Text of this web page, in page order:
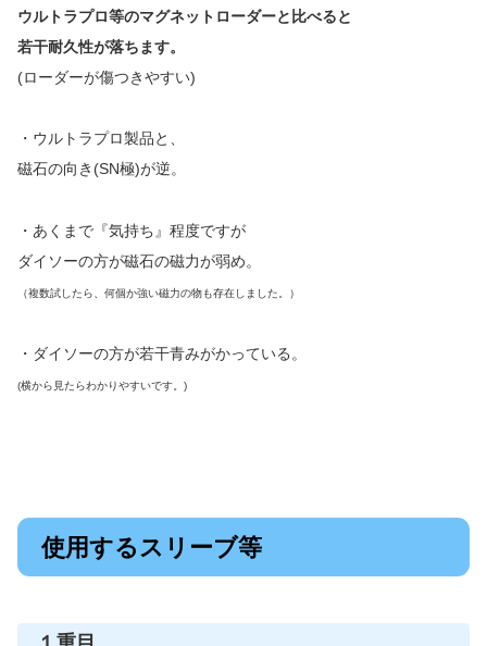
ウルトラプロ等のマグネットローダーと比べると
若干耐久性が落ちます。
(ローダーが傷つきやすい)
・ウルトラプロ製品と、
磁石の向き(SN極)が逆。
・あくまで『気持ち』程度ですが
ダイソーの方が磁石の磁力が弱め。
（複数試したら、何個か強い磁力の物も存在しました。）
・ダイソーの方が若干青みがかっている。
(横から見たらわかりやすいです。)
使用するスリーブ等